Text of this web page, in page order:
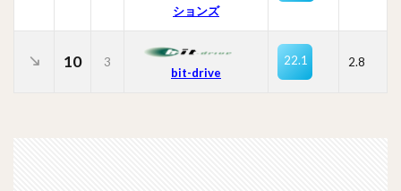
ションズ
10 3
bit-drive
22.1 2.8